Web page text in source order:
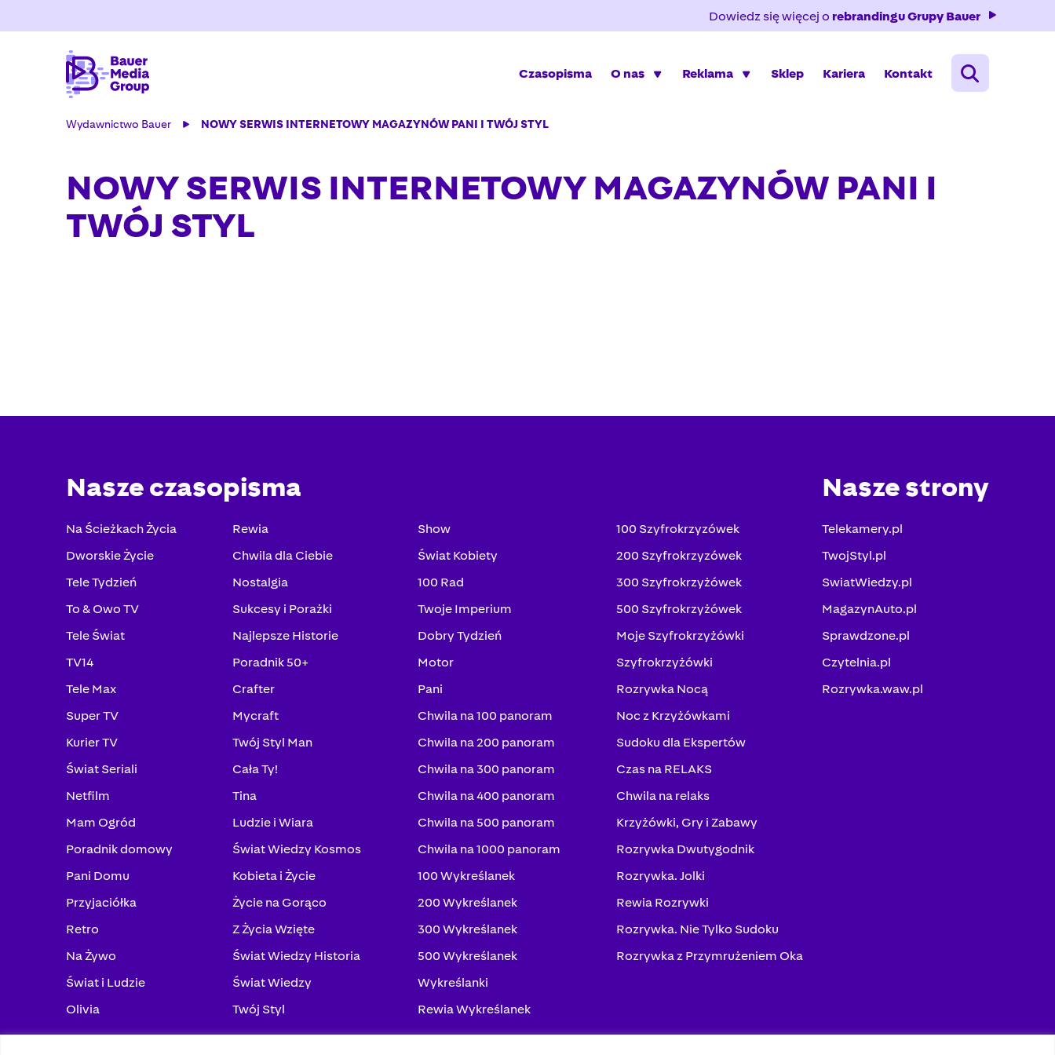
Dowiedz się więcej o rebrandingu Grupy Bauer
Czasopisma O nas Reklama Sklep Kariera Kontakt
Wydawnictwo Bauer NOWY SERWIS INTERNETOWY MAGAZYNÓW PANI I TWÓJ STYL
NOWY SERWIS INTERNETOWY MAGAZYNÓW PANI I
TWÓJ STYL
Nasze czasopisma
Na Ścieżkach Życia
Dworskie Życie
Tele Tydzień
To & Owo TV
Tele Świat
TV14
Tele Max
Super TV
Kurier TV
Świat Seriali
Netfilm
Mam Ogród
Poradnik domowy
Pani Domu
Przyjaciółka
Retro
Na Żywo
Świat i Ludzie
Olivia
Rewia
Chwila dla Ciebie
Nostalgia
Sukcesy i Porażki
Najlepsze Historie
Poradnik 50+
Crafter
Mycraft
Twój Styl Man
Cała Ty!
Tina
Ludzie i Wiara
Świat Wiedzy Kosmos
Kobieta i Życie
Życie na Gorąco
Z Życia Wzięte
Świat Wiedzy Historia
Świat Wiedzy
Twój Styl
Show
Świat Kobiety
100 Rad
Twoje Imperium
Dobry Tydzień
Motor
Pani
Chwila na 100 panoram
Chwila na 200 panoram
Chwila na 300 panoram
Chwila na 400 panoram
Chwila na 500 panoram
Chwila na 1000 panoram
100 Wykreślanek
200 Wykreślanek
300 Wykreślanek
500 Wykreślanek
Wykreślanki
Rewia Wykreślanek
100 Szyfrokrzyzówek
200 Szyfrokrzyzówek
300 Szyfrokrzyżówek
500 Szyfrokrzyżówek
Moje Szyfrokrzyżówki
Szyfrokrzyżówki
Rozrywka Nocą
Noc z Krzyżówkami
Sudoku dla Ekspertów
Czas na RELAKS
Chwila na relaks
Krzyżówki, Gry i Zabawy
Rozrywka Dwutygodnik
Rozrywka. Jolki
Rewia Rozrywki
Rozrywka. Nie Tylko Sudoku
Rozrywka z Przymrużeniem Oka
Nasze strony
Telekamery.pl
TwojStyl.pl
SwiatWiedzy.pl
MagazynAuto.pl
Sprawdzone.pl
Czytelnia.pl
Rozrywka.waw.pl